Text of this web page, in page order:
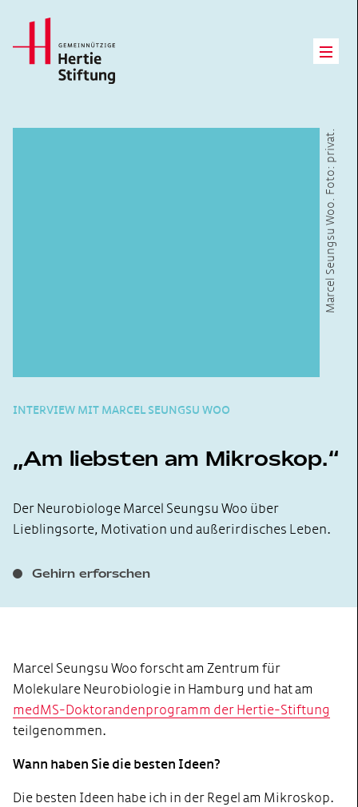
Hertie Stiftung Logo
Marcel Seungsu Woo. Foto: privat.
INTERVIEW MIT MARCEL SEUNGSU WOO
Am liebsten am Mikroskop.
Der Neurobiologe Marcel Seungsu Woo über
Lieblingsorte, Motivation und außerirdisches Leben.
Gehirn erforschen
Marcel Seungsu Woo forscht am Zentrum für
Molekulare Neurobiologie in Hamburg und hat am
medMS-Doktorandenprogramm der Hertie-Stiftung
teilgenommen.
Wann haben Sie die besten Ideen?
Die besten Ideen habe ich in der Regel am Mikroskop.